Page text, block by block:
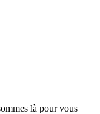
là pour vous